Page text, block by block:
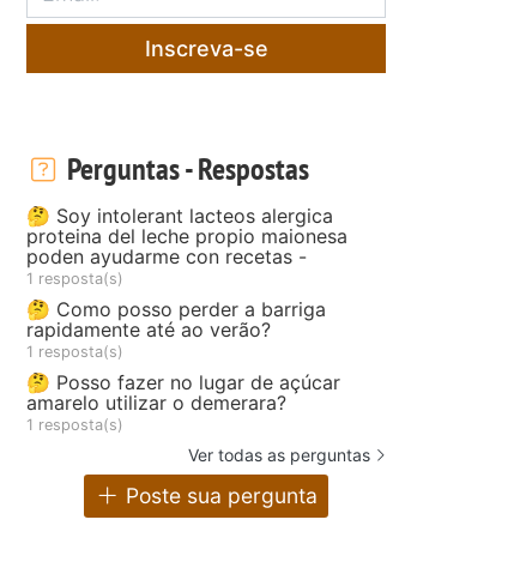
Inscreva-se
Perguntas - Respostas
🤔 Soy intolerant lacteos alergica
proteina del leche propio maionesa
poden ayudarme con recetas -
1 resposta(s)
🤔 Como posso perder a barriga
rapidamente até ao verão?
1 resposta(s)
🤔 Posso fazer no lugar de açúcar
amarelo utilizar o demerara?
1 resposta(s)
Ver todas as perguntas
Poste sua pergunta